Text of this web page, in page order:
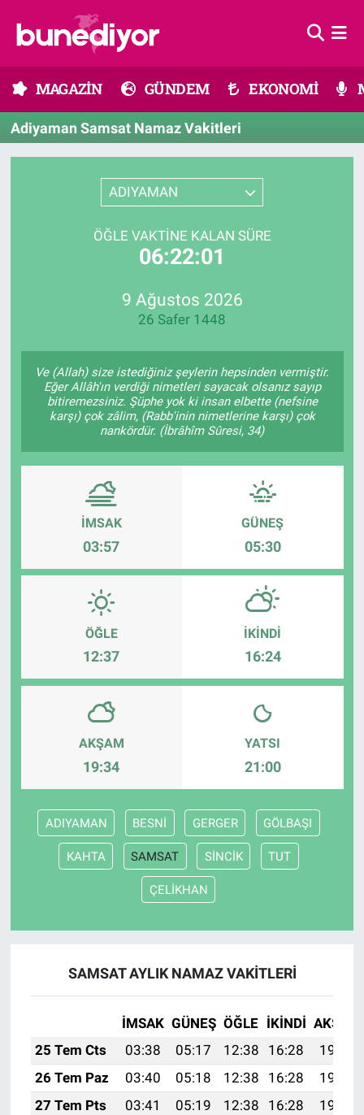
MAGAZİN GÜNDEM EKONOMİ
Adiyaman Samsat Namaz Vakitleri
ADIYAMAN
ÖĞLE VAKTINE KALAN SÜRE
06:22:01
9 Ağustos 2026
26 Safer 1448
Ve (Allah) size istediğiniz şeylerin hepsinden vermiştir.
Eğer Allâh'ın verdiği nimetleri sayacak olsanız sayıp
bitiremezsiniz. Şüphe yok ki insan elbette (nefsine
karşı) çok zâlim, (Rabb'inin nimetlerine karşı) çok
nankördür. (İbrâhîm Sûresi, 34)
İMSAK
03:57
GÜNEŞ
05:30
ÖĞLE
12:37
İKINDI
16:24
AKŞAM
19:34
YATSI
21:00
ADIYAMAN BESNİ GERGER GÖLBAŞI
KAHTA SAMSAT SİNCİK TUT
ÇELİKHAN
SAMSAT AYLIK NAMAZ VAKITLERI
İMSAK GÜNEŞ ÖĞLE İKINDI AKŞAM
25 Tem Cts
03:38 05:17 12:38 16:28
19:48
26 Tem Paz
03:40 05:18 12:38 16:28
19:48
27 Tem Pts
03:41 05:19 12:38 16:28
19:47
Dünya
Müzik
Sağlık
Tv Medya
EKONOMİ
TV MEDYA
KÜLTÜR SANAT
Süper Lig Puan Durumu ve Fikstür
Tüm Manşetler
Son Dakika Haberleri